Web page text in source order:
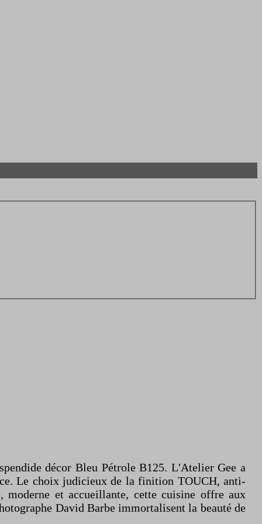
décor Bleu Pétrole B125. L'Atelier Gee a
Le choix judicieux de la finition TOUCH, anti-
moderne et accueillante, cette cuisine offre aux
David Barbe immortalisent la beauté de